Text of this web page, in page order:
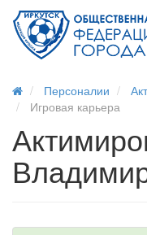
Персоналии
Игровая карьера